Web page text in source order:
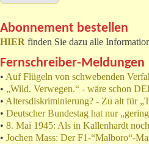
Abonnement bestellen
HIER finden Sie dazu alle
Fernschreiber-Meldungen
• Auf Flügeln von schwebenden
• „Wild. Verwegen.“ - wäre schon
• Altersdiskriminierung? - Zu alt für
• Deutscher Bundestag hat nur
• 8. Mai 1945: Als in Kallenhardt
• Jochen Mass: Der F1-“Malboro“-